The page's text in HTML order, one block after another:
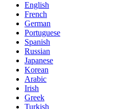
English
French
German
Portuguese
Spanish
Russian
Japanese
Korean
Arabic
Irish
Greek
Turkish